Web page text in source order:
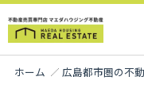
ホーム 広島都市圏の不